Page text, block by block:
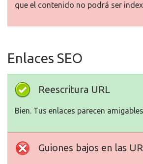
que el contenido no podrá ser
Enlaces SEO
Reescritura URL
Bien. Tus enlaces parecen amigables
Guiones bajos en las